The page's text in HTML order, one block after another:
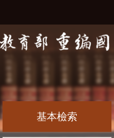
基本檢索